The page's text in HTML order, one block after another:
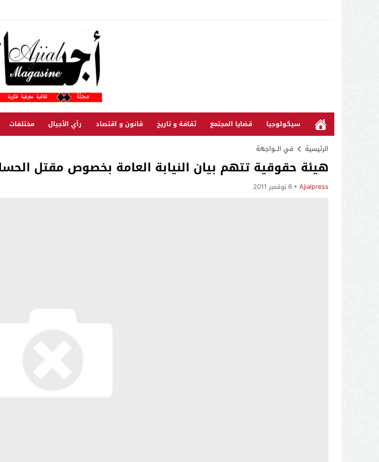
سيكولوجيا قضايا المجتمع ثقافة و تاريخ قانون و اقتصاد رأي الأجيال مختلفات
الرئيسية في الـــواجهة
هيئة حقوقية تتهم بيان النيابة العامة بخصوص مقتل
Ajialpress 6 نوفمبر 2011